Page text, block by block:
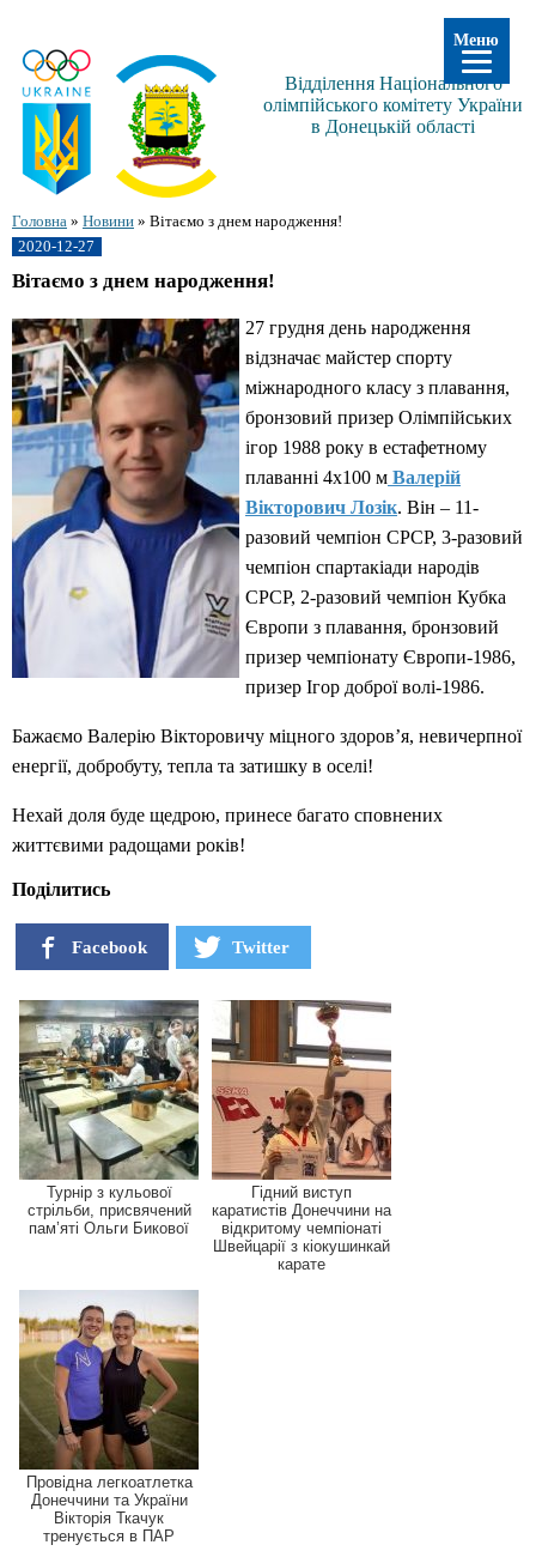
Відділення Національного
олімпійського комітету України
в Донецькій області
Головна » Новини » Вітаємо з днем народження!
2020-12-27
Вітаємо з днем народження!
27 грудня день народження
відзначає майстер спорту
міжнародного класу з плавання,
бронзовий призер Олімпійських
ігор 1988 року в естафетному
плаванні 4х100 м Валерій
Вікторович Лозік. Він – 11-
разовий чемпіон СРСР, 3-разовий
чемпіон спартакіади народів
СРСР, 2-разовий чемпіон Кубка
Європи з плавання, бронзовий
призер чемпіонату Європи-1986,
призер Ігор доброї волі-1986.
Бажаємо Валерію Вікторовичу міцного здоров’я, невичерпної
енергії, добробуту, тепла та затишку в оселі!
Нехай доля буде щедрою, принесе багато сповнених
життєвими радощами років!
Поділитись
Facebook Twitter
Турнір з кульової
стрільби, присвячений
пам’яті Ольги Бикової
Гідний виступ
каратистів Донеччини на
відкритому чемпіонаті
Швейцарії з кіокушинкай
карате
Провідна легкоатлетка
Донеччини та України
Вікторія Ткачук
тренується в ПАР
Меню